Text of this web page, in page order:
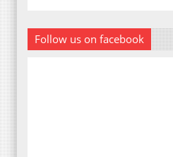
Follow us on facebook